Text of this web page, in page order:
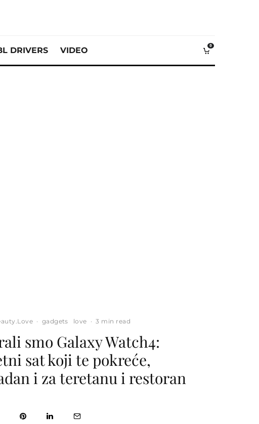
DRIVERS VIDEO 0
· gadgets love · 3 min read
smo Galaxy Watch4:
sat koji te pokreće,
i za teretanu i restoran